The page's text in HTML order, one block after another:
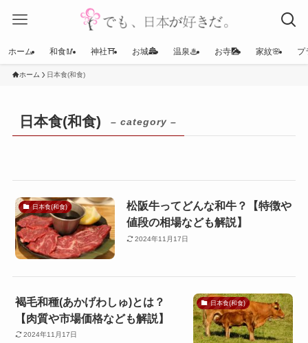
ホーム 和食🥢 神社⛩ お城🏯 温泉♨ お寺🎑 家紋🌸 プ
ホーム 日本食(和食)
日本食(和食) – category –
日本食(和食)
松阪牛ってどんな和牛？【特徴や
値段の相場なども解説】
2024年11月17日
日本食(和食)
褐毛和種(あかげわしゅ)とは？
【肉質や市場価格なども解説】
2024年11月17日